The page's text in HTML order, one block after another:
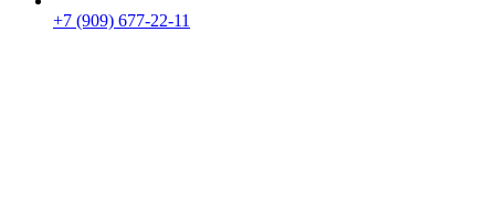
+7 (909) 677-22-11